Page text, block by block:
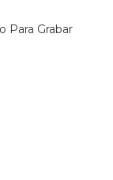
Para Grabar